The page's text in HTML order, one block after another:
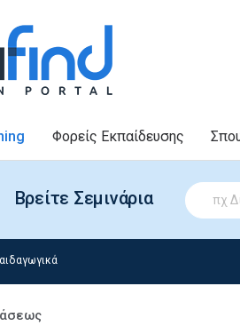
Φορείς Εκπαίδευσης
Βρείτε Σεμινάρια